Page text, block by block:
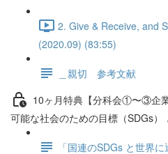
2. Give & Receive, and
(2020.09) (83:55)
＿親切 参考文献
10ヶ月特典【分科会①〜③企
可能な社会のための目標（SDGs）
「国連のSDGs と世界